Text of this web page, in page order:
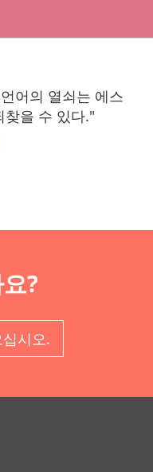
어의 열쇠는 에스
찾을 수 있다."
?
시오.